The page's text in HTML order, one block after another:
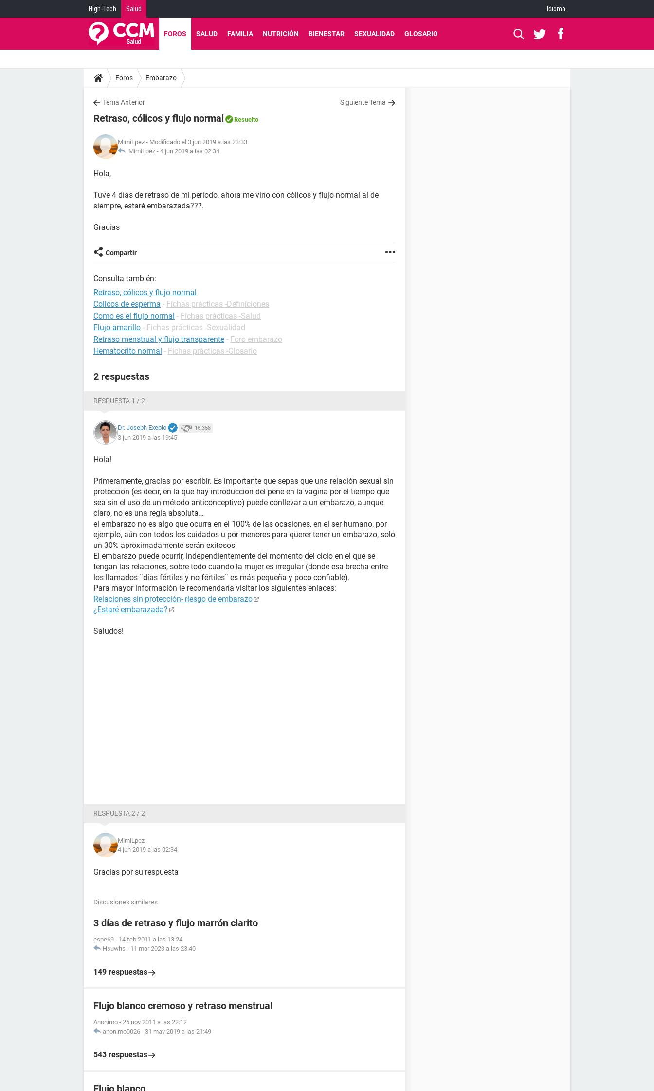
High-Tech Salud Idioma
FOROS SALUD FAMILIA NUTRICIÓN BIENESTAR SEXUALIDAD GLOSARIO
Foros Embarazo
Tema Anterior Siguiente Tema
Retraso, cólicos y flujo normal Resuelto
MimiLpez - Modificado el 3 jun 2019 a las 23:33
MimiLpez - 4 jun 2019 a las 02:34
Hola,
Tuve 4 días de retraso de mi periodo, ahora me vino con cólicos y flujo normal al de
siempre, estaré embarazada???.
Gracias
Compartir
Consulta también:
Retraso, cólicos y flujo normal
Colicos de esperma - Fichas prácticas -Definiciones
Como es el flujo normal - Fichas prácticas -Salud
Flujo amarillo - Fichas prácticas -Sexualidad
Retraso menstrual y flujo transparente - Foro embarazo
Hematocrito normal - Fichas prácticas -Glosario
2 respuestas
RESPUESTA 1 / 2
Dr. Joseph Exebio 16.358
3 jun 2019 a las 19:45
Hola!
Primeramente, gracias por escribir. Es importante que sepas que una relación sexual sin
protección (es decir, en la que hay introducción del pene en la vagina por el tiempo que
sea sin el uso de un método anticonceptivo) puede conllevar a un embarazo, aunque
claro, no es una regla absoluta…
el embarazo no es algo que ocurra en el 100% de las ocasiones, en el ser humano, por
ejemplo, aún con todos los cuidados u por menores para querer tener un embarazo, solo
un 30% aproximadamente serán exitosos.
El embarazo puede ocurrir, independientemente del momento del ciclo en el que se
tengan las relaciones, sobre todo cuando la mujer es irregular (donde esa brecha entre
los llamados ¨días fértiles y no fértiles¨ es más pequeña y poco confiable).
Para mayor información le recomendaría visitar los siguientes enlaces:
Relaciones sin protección- riesgo de embarazo
¿Estaré embarazada?
Saludos!
RESPUESTA 2 / 2
MimiLpez
4 jun 2019 a las 02:34
Gracias por su respuesta
Discusiones similares
3 días de retraso y flujo marrón clarito
espe69 - 14 feb 2011 a las 13:24
Hsuwhs - 11 mar 2023 a las 23:40
149 respuestas
Flujo blanco cremoso y retraso menstrual
Anonimo - 26 nov 2011 a las 22:12
anonimo0026 - 31 may 2019 a las 21:49
543 respuestas
Flujo blanco